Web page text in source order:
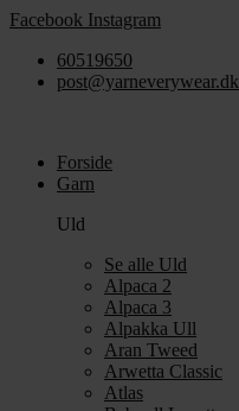
Videre
indhold
Facebook Instagram
60519650
post@yarneverywear.dk
Forside
Garn
Uld
Se alle Uld
Alpaca 2
Alpaca 3
Alpakka Ull
Aran Tweed
Arwetta Classic
Atlas